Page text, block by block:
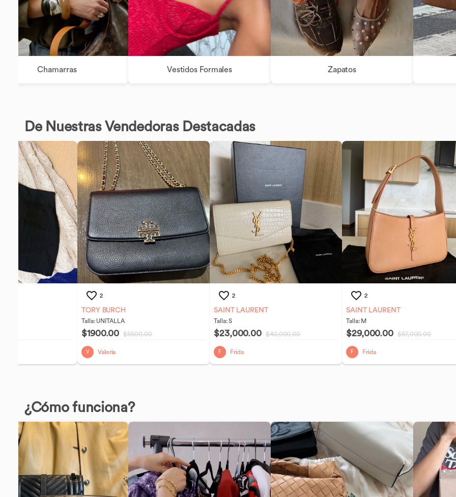
Chamarras Vestidos Formales Zapatos
De Nuestras Vendedoras Destacadas
2
TORY BURCH
Talla: UNITALLA
$1900.00 $5500.00
V Valeria
2
SAINT LAURENT
Talla:S
$23,000.00 $40,000.00
F Frida
2
SAINT LAURENT
Talla: M
$29,000.00 $57,000.00
F Frida
¿Cómo funciona?